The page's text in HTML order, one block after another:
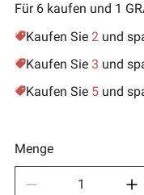
Für 6 kaufen und 1
Kaufen Sie 2 und
Kaufen Sie 3 und
Kaufen Sie 5 und
Menge